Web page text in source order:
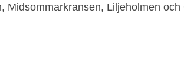
Midsommarkransen, Liljeholmen och